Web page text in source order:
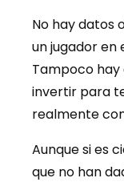
No hay datos
un jugador en
Tampoco
invertir para
realmente
Aunque si es
que no han